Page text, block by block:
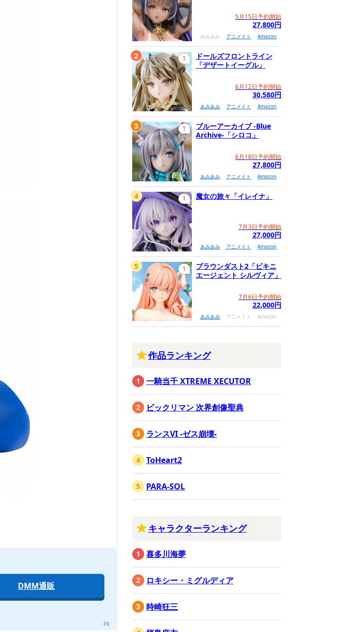
DMM通販
5月15日予約開始
27,800円
あみあみ アニメイト Amazon
ドールズフロントライン
「デザートイーグル」
6月12日予約開始
30,580円
あみあみ アニメイト Amazon
1
2
ブルーアーカイブ -Blue
Archive-「シロコ」
6月18日予約開始
27,800円
あみあみ アニメイト Amazon
1
3
魔女の旅々「イレイナ」
7月3日予約開始
27,000円
あみあみ アニメイト Amazon
1
4
ブラウンダスト2「ビキニ
エージェント シルヴィア」
7月6日予約開始
22,000円
あみあみ アニメイト Amazon
1
5
作品ランキング
一騎当千 XTREME XECUTOR
ビックリマン 次界創像聖典
ランスVI -ゼス崩壊-
ToHeart2
PARA-SOL
キャラクターランキング
喜多川海夢
ロキシー・ミグルディア
時崎狂三